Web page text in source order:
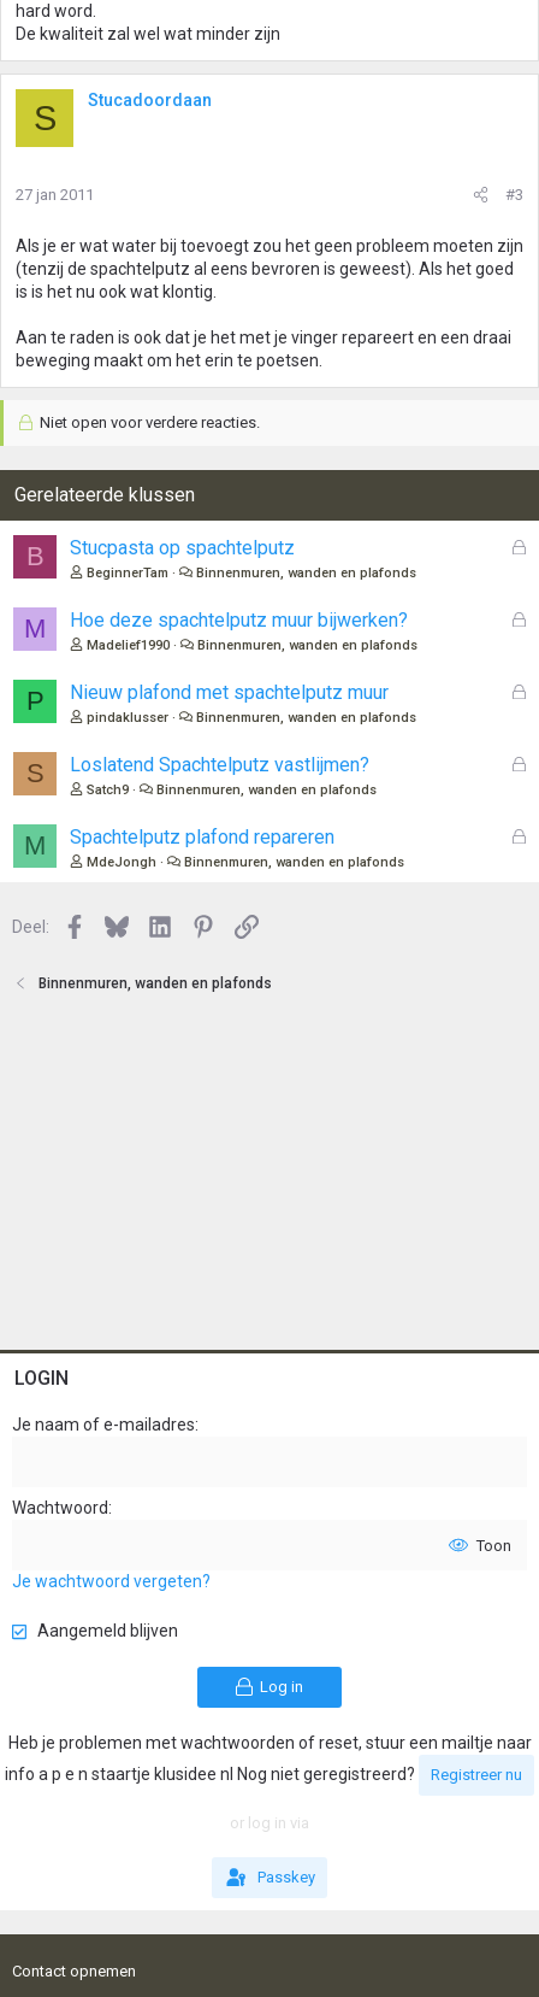
hard word.
De kwaliteit zal wel wat minder zijn
S Stucadoordaan
27 jan 2011 #3
Als je er wat water bij toevoegt zou het geen probleem moeten zijn
(tenzij de spachtelputz al eens bevroren is geweest). Als het goed
is is het nu ook wat klontig.
Aan te raden is ook dat je het met je vinger repareert en een draai
beweging maakt om het erin te poetsen.
Niet open voor verdere reacties.
Gerelateerde klussen
B
G
n
Stucpasta op spachtelputz
BeginnerTam Binnenmuren, wanden en plafonds
M
G
n
Hoe deze spachtelputz muur bijwerken?
Madelief1990 Binnenmuren, wanden en plafonds
P
G
n
Nieuw plafond met spachtelputz muur
pindaklusser Binnenmuren, wanden en plafonds
S
G
Loslatend Spachtelputz vastlijmen?
Satch9 Binnenmuren, wanden en plafonds
M
G
Spachtelputz plafond repareren
MdeJongh Binnenmuren, wanden en plafonds
Deel: Facebook
BlueskyLinkedInPinterest
Link
Binnenmuren, wanden en plafonds
LOGIN
Je naam of e-mailadres
Wachtwoord
Toon
Je wachtwoord vergeten?
Aangemeld blijven
Log in
Heb je problemen met wachtwoorden of reset, stuur een mailtje naar
info a p e n staartje klusidee nl Nog niet geregistreerd?
Registreer nu
or log in via
Passkey
Contact opnemen